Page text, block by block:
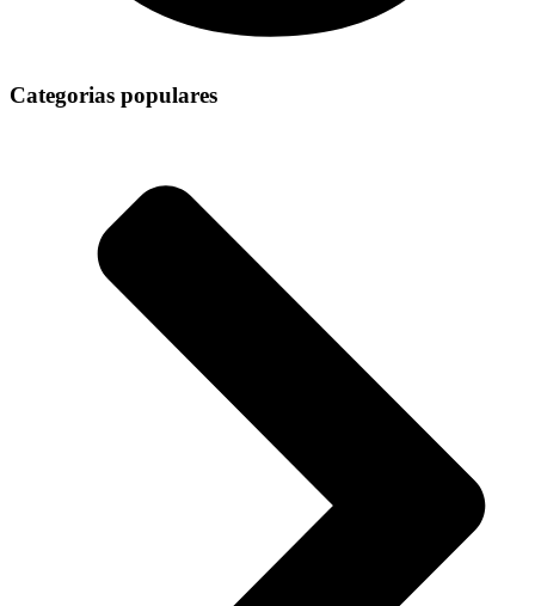
Categorias populares